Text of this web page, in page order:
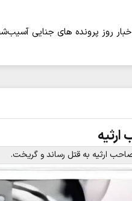
روز پرونده های جنایی
ارثیه
ارثیه به قتل رساند و گریخت.